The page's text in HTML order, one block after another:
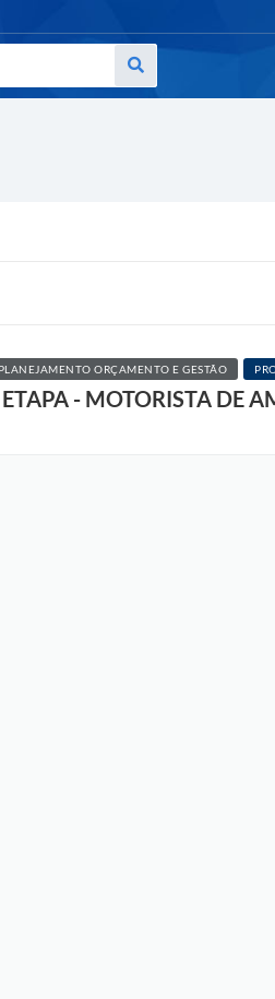
PLANEJAMENTO ORÇAMENTO E GESTÃO
ETAPA - MOTORISTA DE